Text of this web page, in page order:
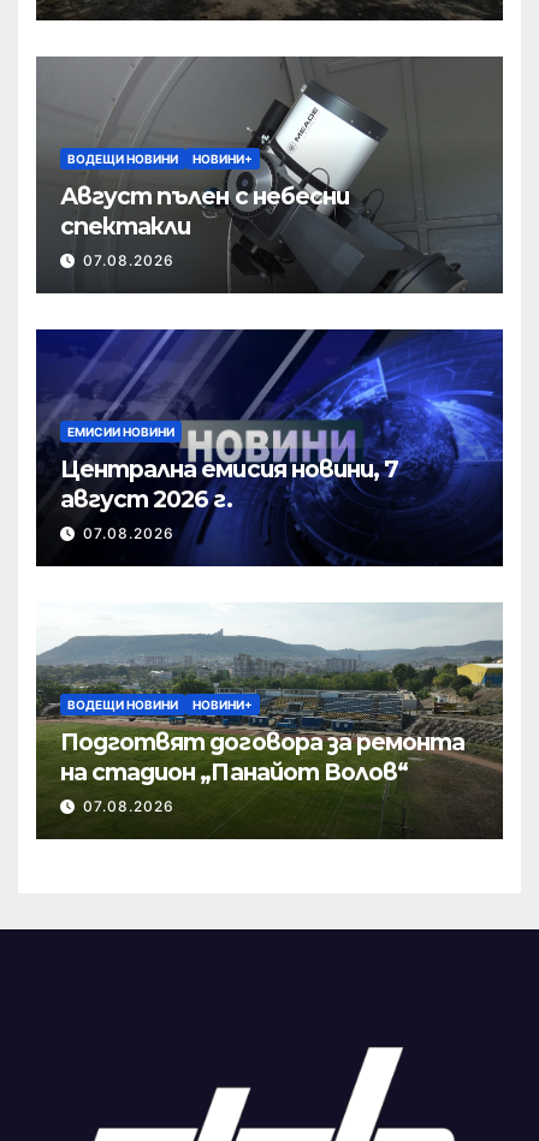
ВОДЕЩИ НОВИНИ НОВИНИ+
Август пълен с небесни
спектакли
07.08.2026
ЕМИСИИ НОВИНИ
Централна емисия новини, 7
август 2026 г.
07.08.2026
ВОДЕЩИ НОВИНИ НОВИНИ+
Подготвят договора за ремонта
на стадион „Панайот Волов“
07.08.2026